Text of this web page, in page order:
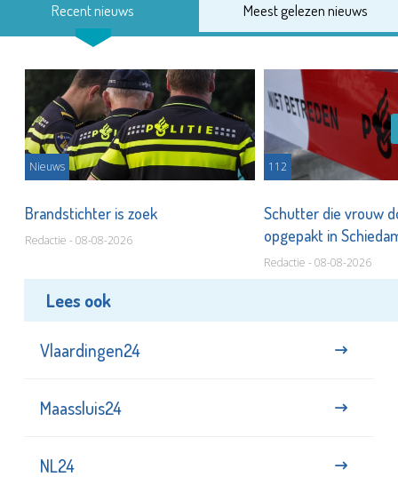
Recent nieuws Meest gelezen nieuws
Nieuws
Brandstichter is zoek
Redactie - 08-08-2026
112
Schutter die vrouw
opgepakt in
Redactie - 08-08-2026
Lees ook
Vlaardingen24
Maassluis24
NL24